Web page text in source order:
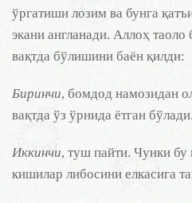
ўргатиши лозим ва бунга
экани англанади. Аллоҳ
вақтда бўлишини баён қилди:
Биринчи, бомдод намозидан
вақтда ўз ўрнида ётган бўлади.
Иккинчи, туш пайти. Чунки бу
кишилар либосини елкасига